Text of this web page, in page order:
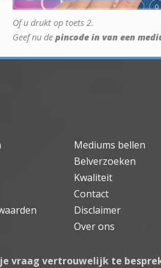
Of u drukt op toets 2.
Geef nu de pincode in van een
Mediums bellen
Belverzoeken
Kwaliteit
Contact
Disclaimer
Over ons
vraag vertrouwelijk te